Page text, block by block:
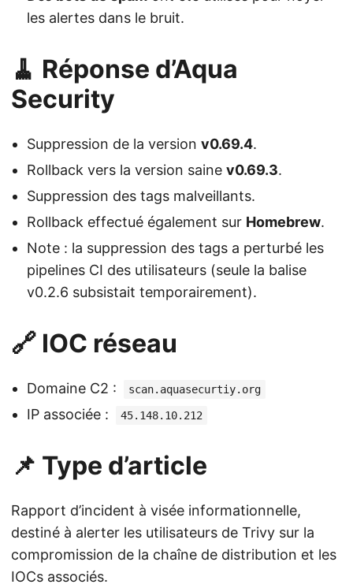
les alertes dans le bruit.
🧹 Réponse d’Aqua
Security
Suppression de la version v0.69.4.
Rollback vers la version saine v0.69.3.
Suppression des tags malveillants.
Rollback effectué également sur Homebrew.
Note : la suppression des tags a perturbé les
pipelines CI des utilisateurs (seule la balise
v0.2.6 subsistait temporairement).
🔗 IOC réseau
Domaine C2 : scan.aquasecurtiy.org
IP associée : 45.148.10.212
📌 Type d’article
Rapport d’incident à visée informationnelle,
destiné à alerter les utilisateurs de Trivy sur la
compromission de la chaîne de distribution et les
IOCs associés.